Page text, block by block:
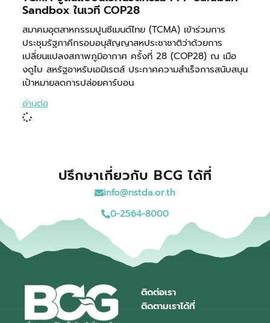
Sandbox ในเวที COP28
สมาคมอุตสาหกรรมปูนซีเมนต์ไทย (TCMA) เข้าร่วมการ
ประชุมรัฐภาคีกรอบอนุสัญญาสหประชาชาติว่าด้วยการ
เปลี่ยนแปลงสภาพภูมิอากาศ ครั้งที่ 28 (COP28) ณ เมือ
งดูไบ สหรัฐอาหรับเอมิเรตส์ ประกาศความสำเร็จการสนับสนุน
เป้าหมายลดการปล่อยคาร์บอน
อ่านต่อ
ปรึกษาเกี่ยวกับ BCG ได้ที่
info@nstda.or.th
0-2564-8000
ติดต่อเรา
ติดตามเราได้ที่